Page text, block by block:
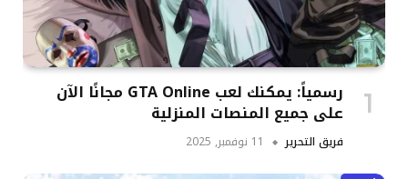
رسمياً: يمكنك لعب GTA Online مجانًا الآن
على جميع المنصات المنزلية
فريق التحرير 11 نوفمبر, 2025